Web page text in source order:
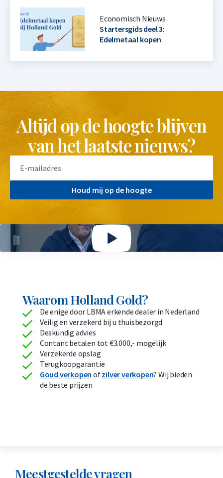
Economisch Nieuws
Startersgids deel 3:
Edelmetaal kopen
Altijd op de hoogte blijven
van het laatste nieuws?
Houd mij op de hoogte
Waarom Holland Gold?
De enige door LBMA erkende dealer in Nederland
Veilig en verzekerd bij u thuisbezorgd
Deskundig advies
Contant betalen tot €3.000,- mogelijk
Verzekerde opslag
Terugkoopgarantie
Goud verkopen ofzilver verkopen? Wij bieden
de beste prijzen
Meestgestelde vragen